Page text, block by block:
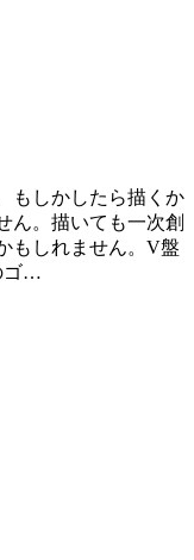
もしかしたら描くか
ん。描いても一次創
もしれません。V盤
ゴ…